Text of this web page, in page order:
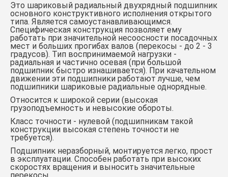
Это шариковый радиальный двухрядный подшипник
основного конструктивного исполнения открытого
типа. Является самоустанавливающимся.
Специфическая конструкция позволяет ему
работать при значительной несоосности посадочных
мест и больших прогибах валов (перекосы - до 2 - 3
градусов). Тип воспринимаемой нагрузки -
радиальная и частично осевая (при большой
подшипник быстро изнашивается). При качательном
движении эти подшипники работают лучше, чем
подшипники шариковые радиальные однорядные.
Относится к широкой серии (высокая
грузоподъемность и невысокие обороты.
Класс точности - нулевой (подшипникам такой
конструкции высокая степень точности не
требуется).
Подшипник неразборный, монтируется легко, прост
в эксплуатации. Способен работать при высоких
скоростях вращения и выносить значительные